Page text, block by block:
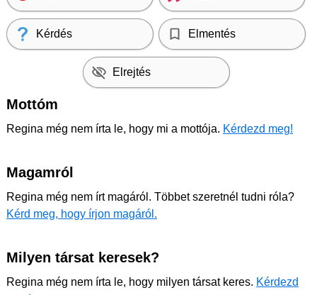
Kérdés Elmentés
Elrejtés
Mottóm
Regina még nem írta le, hogy mi a mottója. Kérdezd meg!
Magamról
Regina még nem írt magáról. Többet szeretnél tudni róla?
Kérd meg, hogy írjon magáról.
Milyen társat keresek?
Regina még nem írta le, hogy milyen társat keres. Kérdezd